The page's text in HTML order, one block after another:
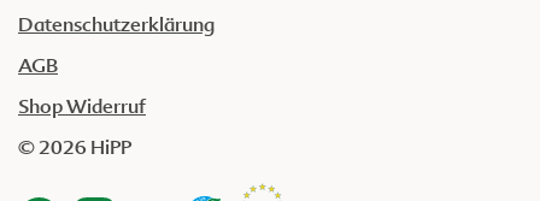
Datenschutzerklärung
AGB
Shop Widerruf
© 2026 HiPP